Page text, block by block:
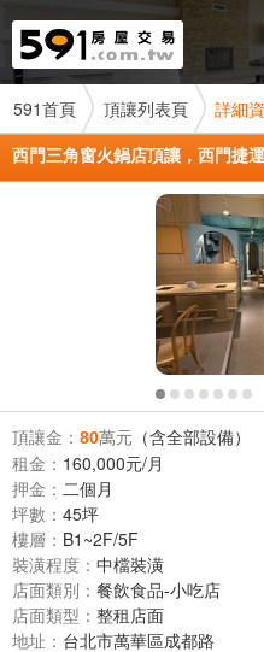
591首頁 頂讓列表頁 詳細
西門三角窗火鍋店頂讓，西門捷
頂讓金： 80萬元 （含全部設備）
租金： 160,000元/月
押金： 二個月
坪數： 45坪
樓層： B1~2F/5F
裝潢程度： 中檔裝潢
店面類別： 餐飲食品-小吃店
店面類型： 整租店面
地址： 台北市萬華區成都路